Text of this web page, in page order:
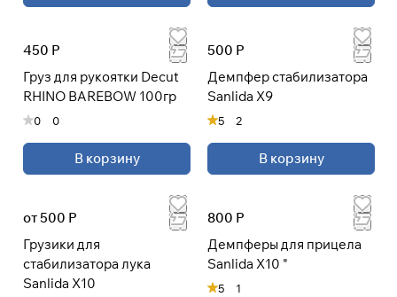
450 Р
Груз для рукоятки Decut
RHINO BAREBOW 100гр
0 0
В корзину
500 Р
Демпфер стабилизатора
Sanlida X9
5 2
В корзину
от 500 Р
Грузики для
стабилизатора лука
Sanlida X10
800 Р
Демпферы для прицела
Sanlida X10 "
5 1
Получайте товар
выбранный способом
Оставшиеся
% будут
списываться
с вашей карты
каждые 2 недели
* При оплате черезПЛАЙТ
скидки по купонам не
применяются.
Подробнее